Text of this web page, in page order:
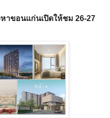
าขอนแก่นเปิดให้ชม 26-27